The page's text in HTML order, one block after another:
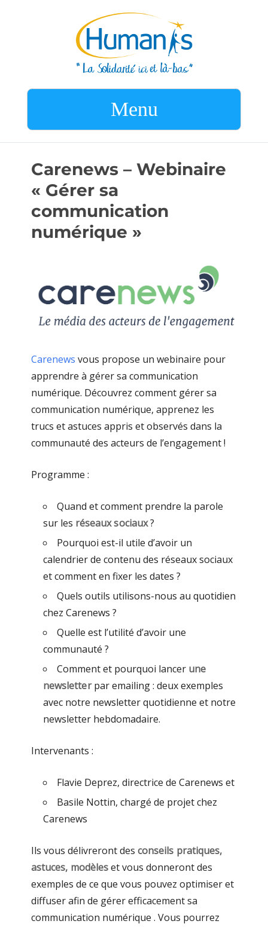
Menu
Carenews – Webinaire
« Gérer sa
communication
numérique »
Carenews vous propose un webinaire pour
apprendre à gérer sa communication
numérique. Découvrez comment gérer sa
communication numérique, apprenez les
trucs et astuces appris et observés dans la
communauté des acteurs de l’engagement !
Programme :
Quand et comment prendre la parole
sur les réseaux sociaux?
Pourquoi est-il utile d’avoir un
calendrier de contenu des réseaux sociaux
et comment en fixer les dates ?
Quels outils utilisons-nous au quotidien
chez Carenews ?
Quelle est l’utilité d’avoir une
communauté ?
Comment et pourquoi lancer une
newsletterpar emailing : deux exemples
avec notre newsletter quotidienne et notre
newsletter hebdomadaire.
Intervenants :
Flavie Deprez, directrice de Carenews et
Basile Nottin, chargé de projet chez
Carenews
Ils vous délivreront des conseils pratiques,
astuces, modèleset vous donneront des
exemples de ce que vous pouvez optimiser et
diffuser afin de gérer efficacement sa
communication numérique . Vous pourrez